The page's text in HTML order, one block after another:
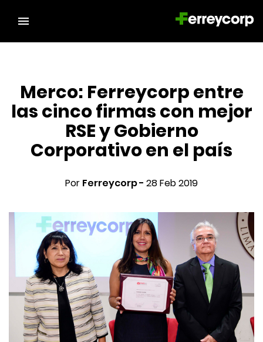
Merco: Ferreycorp entre
las cinco firmas con mejor
RSE y Gobierno
Corporativo en el país
Por Ferreycorp - 28 Feb 2019